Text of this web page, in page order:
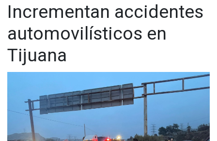
Incrementan accidentes
automovilísticos en
Tijuana